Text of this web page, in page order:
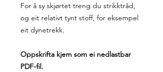
For å sy skjørtet treng du strikktråd,
og eit relativt tynt stoff, for eksempel
eit dynetrekk.
Oppskrifta kjem som ei nedlastbar
PDF-fil.